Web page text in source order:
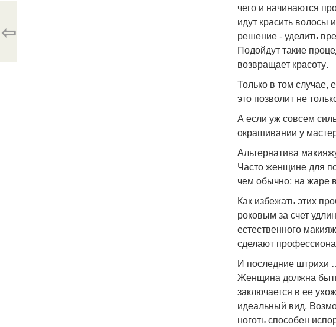
чего и начинаются
идут красить волосы
решение - уделить
Подойдут такие
возвращает красоту.
Только в том случае,
это позволит не
А если уж совсем
окрашивании у
Альтернатива
Часто женщине для
чем обычно: на жаре
Как избежать этих
роковым за счет
естественного
сделают
И последние штрихи
Женщина должна быть
заключается в ее
идеальный вид.
ноготь способен
⇦